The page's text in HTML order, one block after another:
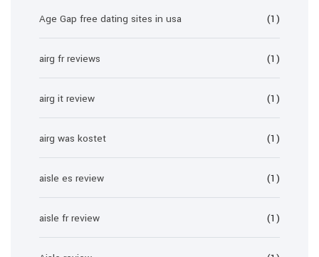
Age Gap free dating sites in usa (1)
airg fr reviews (1)
airg it review (1)
airg was kostet (1)
aisle es review (1)
aisle fr review (1)